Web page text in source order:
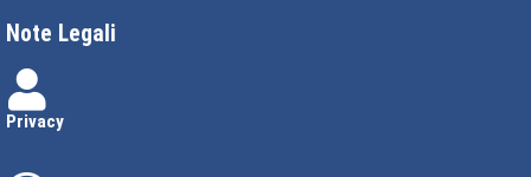
Note Legali
Privacy